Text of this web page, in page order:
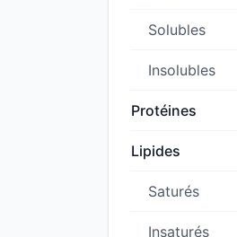
Solubles
Insolubles
Protéines
Lipides
Saturés
Insaturés